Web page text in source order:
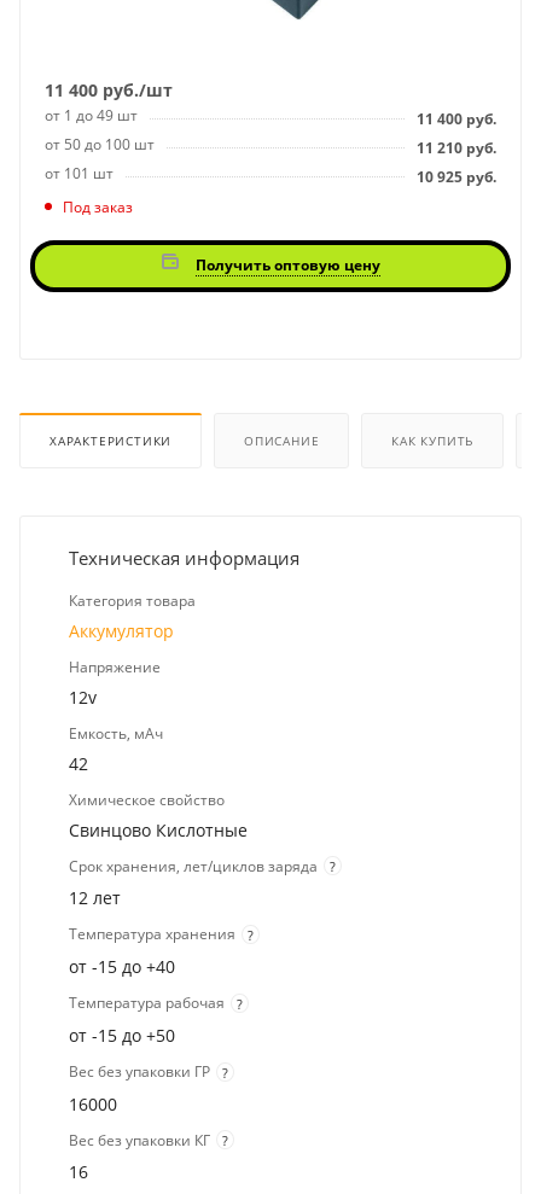
11 400 руб./шт
от 1 до 49 шт 11 400 руб.
от 50 до 100 шт
11 210 руб.
от 101 шт
10 925 руб.
Под заказ
Получить оптовую цену
ХАРАКТЕРИСТИКИ ОПИСАНИЕ КАК КУПИТЬ
Техническая информация
Категория товара
Аккумулятор
Напряжение
12v
Емкость, мАч
42
Химическое свойство
Свинцово Кислотные
Срок хранения, лет/циклов заряда ?
12 лет
Температура хранения ?
от -15 до +40
Температура рабочая ?
от -15 до +50
Вес без упаковки ГР ?
16000
Вес без упаковки КГ ?
16